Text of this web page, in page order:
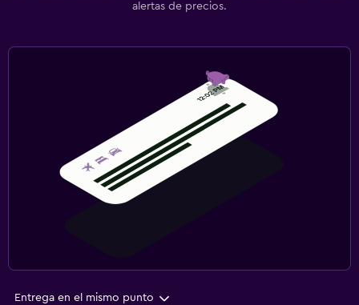
alertas de precios.
Entrega en el mismo punto